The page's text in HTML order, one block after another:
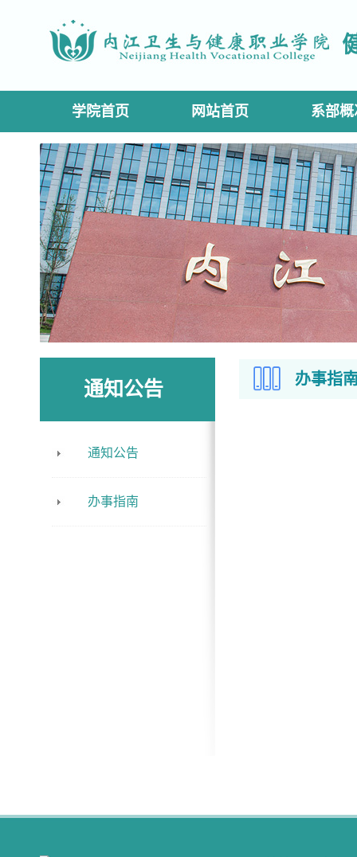
学院首页 网站首页 系部概
通知公告
通知公告
办事指南
办事指